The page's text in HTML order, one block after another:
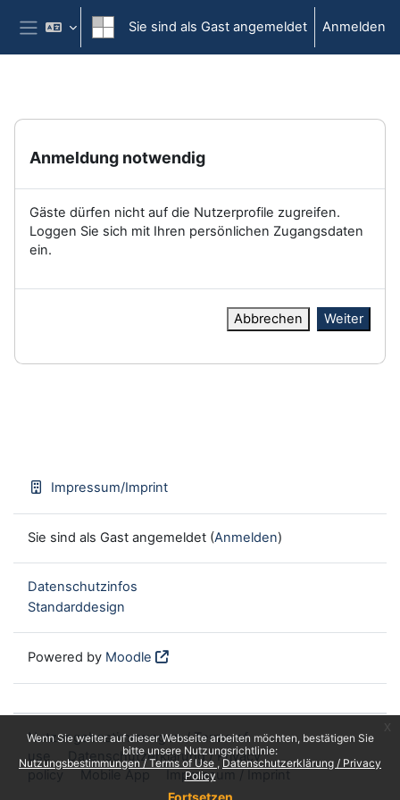
Zum Hauptinhalt
Wenn Sie weiter auf dieser Webseite arbeiten möchten, bestätigen Sie
bitte unsere Nutzungsrichtlinie:
Nutzungsbestimmungen / Terms of Use
Datenschutzerklärung / Privacy
Policy
Fortsetzen
Website-Übersicht
Sie sind als Gast angemeldet Anmelden
Anmeldung notwendig
Gäste dürfen nicht auf die Nutzerprofile zugreifen.
Loggen Sie sich mit Ihren persönlichen Zugangsdaten
ein.
Abbrechen Weiter
Impressum/Imprint
Sie sind als Gast angemeldet (Anmelden)
Datenschutzinfos
Standarddesign
Powered by Moodle
Nutzungsbestimmungen / Terms of
use
Datenschutzerklärung / Privacy
policy
Mobile App Impressum / Imprint